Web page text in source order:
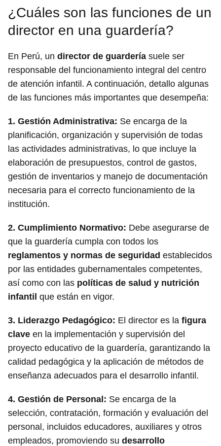
¿Cuáles son las funciones de un
director en una guardería?
En Perú, un director de guardería suele ser
responsable del funcionamiento integral del centro
de atención infantil. A continuación, detallo algunas
de las funciones más importantes que desempeña:
1. Gestión Administrativa: Se encarga de la
planificación, organización y supervisión de todas
las actividades administrativas, lo que incluye la
elaboración de presupuestos, control de gastos,
gestión de inventarios y manejo de documentación
necesaria para el correcto funcionamiento de la
institución.
2. Cumplimiento Normativo: Debe asegurarse de
que la guardería cumpla con todos los
reglamentos y normas de seguridad establecidos
por las entidades gubernamentales competentes,
así como con las políticas de salud y nutrición
infantil que están en vigor.
3. Liderazgo Pedagógico: El director es la figura
clave en la implementación y supervisión del
proyecto educativo de la guardería, garantizando la
calidad pedagógica y la aplicación de métodos de
enseñanza adecuados para el desarrollo infantil.
4. Gestión de Personal: Se encarga de la
selección, contratación, formación y evaluación del
personal, incluidos educadores, auxiliares y otros
empleados, promoviendo su desarrollo